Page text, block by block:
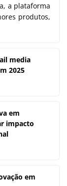
a plataforma
produtos,
media
2025
em
impacto
em